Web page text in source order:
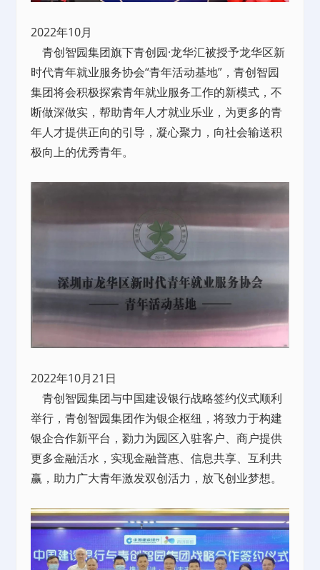
2022年10月
青创智园集团旗下青创园·龙华汇被授予龙华区新
时代青年就业服务协会“青年活动基地”，青创智园
集团将会积极探索青年就业服务工作的新模式，不
断做深做实，帮助青年人才就业乐业，为更多的青
年人才提供正向的引导，凝心聚力，向社会输送积
极向上的优秀青年。
2022年10月21日
青创智园集团与中国建设银行战略签约仪式顺利
举行，青创智园集团作为银企枢纽，将致力于构建
银企合作新平台，勠力为园区入驻客户、商户提供
更多金融活水，实现金融普惠、信息共享、互利共
赢，助力广大青年激发双创活力，放飞创业梦想。